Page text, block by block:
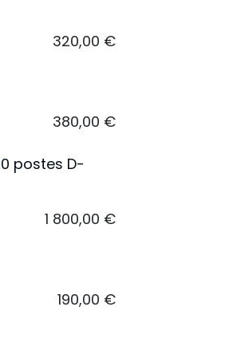
320,00 €
380,00 €
postes D-
1 800,00 €
190,00 €